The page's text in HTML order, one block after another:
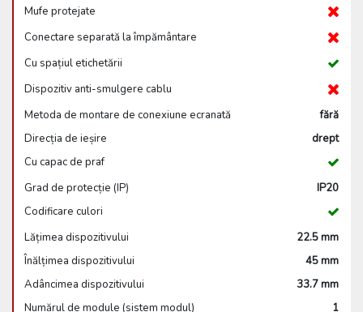
Mufe protejate
Conectare separată la împământare
Cu spațiul etichetării
Dispozitiv anti-smulgere cablu
Metoda de montare de conexiune ecranată
fără
Direcția de ieșire
drept
Cu capac de praf
Grad de protecție (IP)
IP20
Codificare culori
Lățimea dispozitivului
22.5 mm
Înălțimea dispozitivului
45 mm
Adâncimea dispozitivului
33.7 mm
Numărul de module (sistem modul)
1